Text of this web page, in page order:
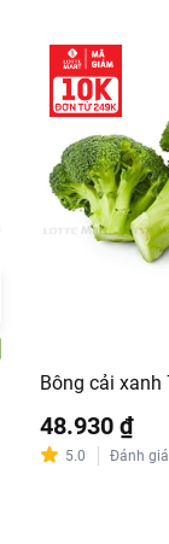
Bông cải xanh
48.930 ₫
5.0 Đánh giá